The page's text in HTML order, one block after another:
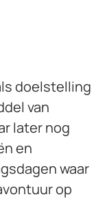
doelstelling
van
later nog
en
waar
op